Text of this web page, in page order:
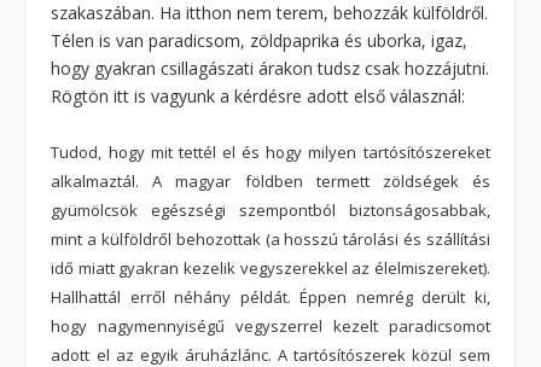
szakaszában. Ha itthon nem terem, behozzák külföldről.
Télen is van paradicsom, zöldpaprika és uborka, igaz,
hogy gyakran csillagászati árakon tudsz csak hozzájutni.
Rögtön itt is vagyunk a kérdésre adott első válasznál:
Tudod, hogy mit tettél el és hogy milyen tartósítószereket
alkalmaztál. A magyar földben termett zöldségek és
gyümölcsök egészségi szempontból biztonságosabbak,
mint a külföldről behozottak (a hosszú tárolási és szállítási
idő miatt gyakran kezelik vegyszerekkel az élelmiszereket).
Hallhattál erről néhány példát. Éppen nemrég derült ki,
hogy nagymennyiségű vegyszerrel kezelt paradicsomot
adott el az egyik áruházlánc. A tartósítószerek közül sem